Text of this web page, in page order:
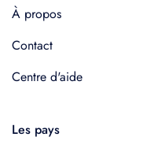
À propos
Contact
Centre d'aide
Les pays